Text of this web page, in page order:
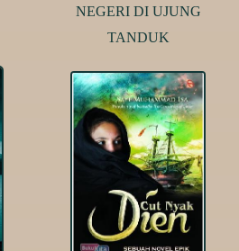
NEGERI DI UJUNG
TANDUK